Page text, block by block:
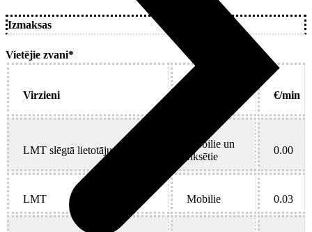
Izmaksas
Vietējie zvani*
Virzieni €/min
LMT slēgtā lietotāju grupa
Mobilie un
fiksētie
0.00
LMT Mobilie 0.03